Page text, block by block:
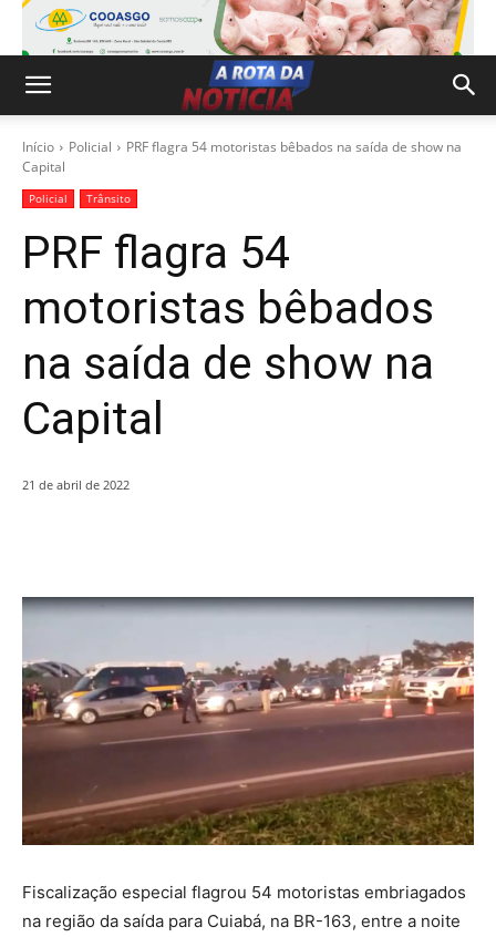
Início Policial
PRF flagra 54 motoristas bêbados na saída de show na
Capital
Policial Trânsito
PRF flagra 54
motoristas bêbados
na saída de show na
Capital
21 de abril de 2022
Fiscalização especial flagrou 54 motoristas embriagados
na região da saída para Cuiabá, na BR-163, entre a noite